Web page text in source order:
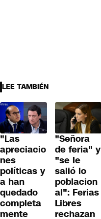
LEE TAMBIÉN
"Las
apreciacio
nes
políticas y
a han
quedado
completa
mente
"Señora
de feria" y
"se le
salió lo
poblacion
al": Ferias
Libres
rechazan